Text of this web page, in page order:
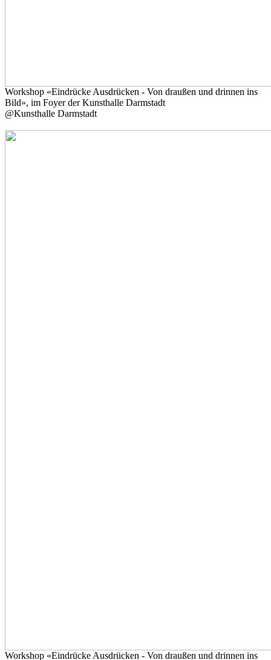
Workshop «Eindrücke Ausdrücken - Von draußen und drinnen ins
Bild», im Foyer der Kunsthalle Darmstadt
@Kunsthalle Darmstadt
Workshop «Eindrücke Ausdrücken - Von draußen und drinnen ins